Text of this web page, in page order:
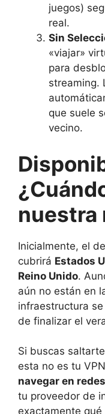
juegos)
real.
Sin
«viajar»
para
streaming.
que suele
vecino.
nuestra
Inicialmente, el
cubrirá Estados
Reino Unido.
aún no están en
infraestructura
de finalizar el
Si buscas
esta no es tu
navegar en
tu proveedor de
exactamente